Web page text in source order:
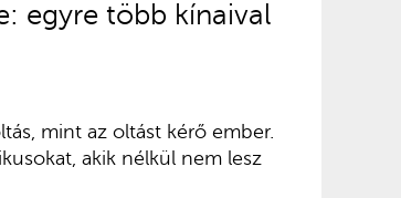
egyre több kínaival
mint az oltást kérő ember.
akik nélkül nem lesz